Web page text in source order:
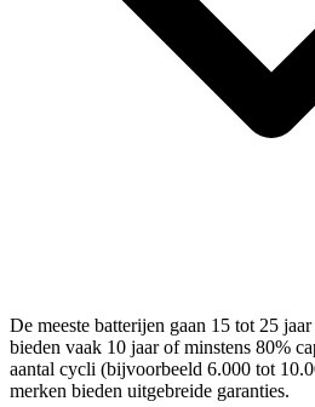
De meeste batterijen gaan 15 tot 25
bieden vaak 10 jaar of minstens 80%
aantal cycli (bijvoorbeeld 6.000 tot
merken bieden uitgebreide garanties.